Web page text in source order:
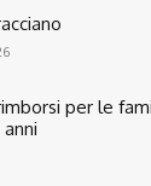
per le